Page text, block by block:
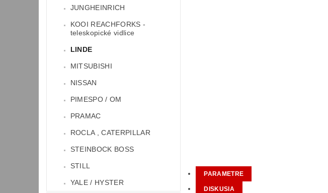
JUNGHEINRICH
KOOI REACHFORKS -
teleskopické vidlice
LINDE
MITSUBISHI
NISSAN
PIMESPO / OM
PRAMAC
ROCLA , CATERPILLAR
STEINBOCK BOSS
STILL
YALE / HYSTER
PARAMETRE
DISKUSIA